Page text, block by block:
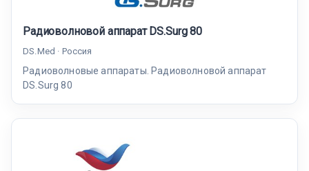
Радиоволновой аппарат DS.Surg 80
DS.Med · Россия
Радиоволновые аппараты. Радиоволновой аппарат
DS.Surg 80